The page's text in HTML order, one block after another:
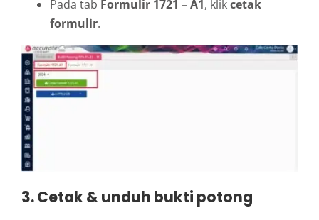
Pada tab Formulir 1721 – A1, klikcetak
formulir.
3. Cetak & unduh bukti potong